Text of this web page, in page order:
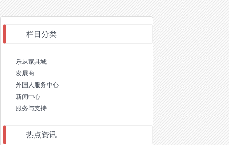
栏目分类
乐从家具城
发展商
外国人服务中心
新闻中心
服务与支持
热点资讯